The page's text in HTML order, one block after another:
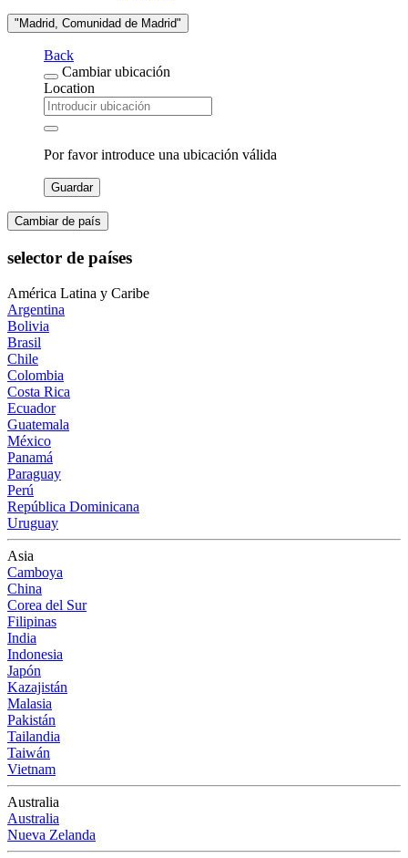
"Madrid, Comunidad de Madrid"
Back
Cambiar ubicación
Location
Por favor introduce una ubicación válida
Guardar
Cambiar de país
selector de países
América Latina y Caribe
Argentina
Bolivia
Brasil
Chile
Colombia
Costa Rica
Ecuador
Guatemala
México
Panamá
Paraguay
Perú
República Dominicana
Uruguay
Asia
Camboya
China
Corea del Sur
Filipinas
India
Indonesia
Japón
Kazajistán
Malasia
Pakistán
Tailandia
Taiwán
Vietnam
Australia
Australia
Nueva Zelanda